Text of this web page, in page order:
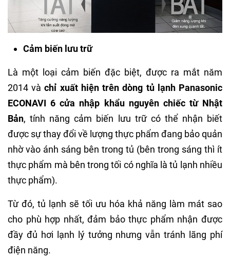
Cảm biến lưu trữ
Là một loại cảm biến đặc biệt, được ra mắt năm
2014 vàchỉ xuất hiện trên dòng tủ lạnh Panasonic
ECONAVI 6 cửa nhập khẩu nguyên chiếc từ Nhật
Bản, tính năng cảm biến lưu trữ có thể nhận biết
được sự thay đổi về lượng thực phẩm đang bảo quản
nhờ vào ánh sáng bên trong tủ (bên trong sáng thì ít
thực phẩm mà bên trong tối có nghĩa là tủ lạnh nhiều
thực phẩm).
Từ đó, tủ lạnh sẽ tối ưu hóa khả năng làm mát sao
cho phù hợp nhất, đảm bảo thực phẩm nhận được
đầy đủ hơi lạnh lý tưởng nhưng vẫn tránh lãng phí
điện năng.